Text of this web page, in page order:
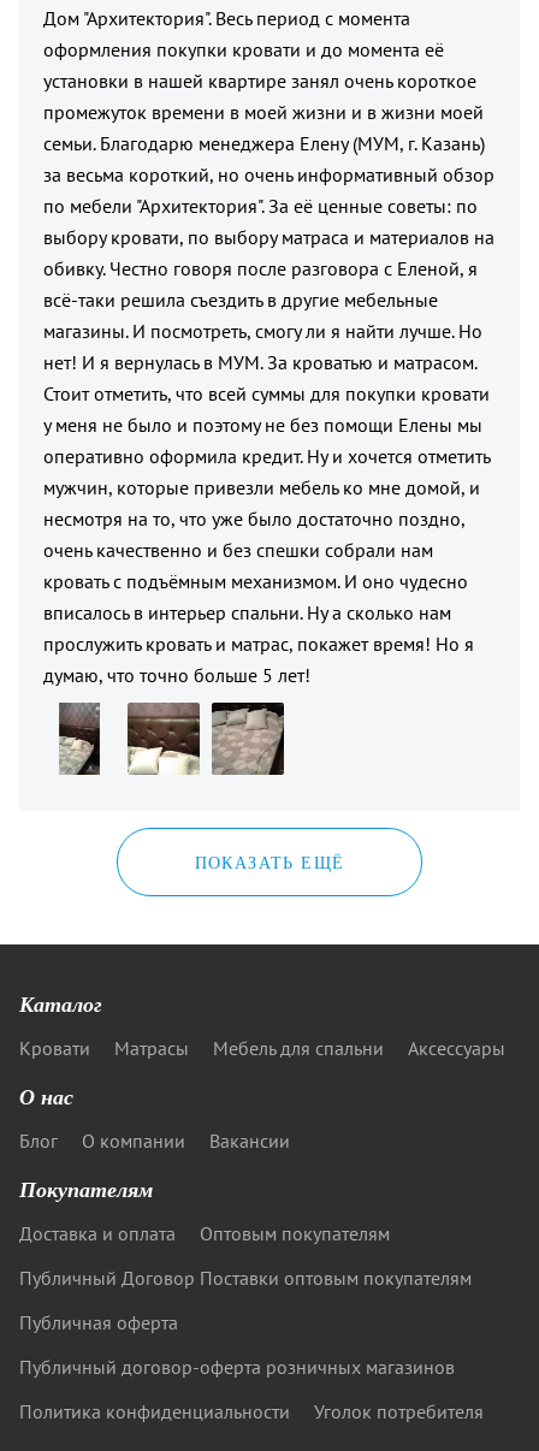
Дом "Архитектория". Весь период с момента
оформления покупки кровати и до момента её
установки в нашей квартире занял очень короткое
промежуток времени в моей жизни и в жизни моей
семьи. Благодарю менеджера Елену (МУМ, г. Казань)
за весьма короткий, но очень информативный обзор
по мебели "Архитектория". За её ценные советы: по
выбору кровати, по выбору матраса и материалов на
обивку. Честно говоря после разговора с Еленой, я
всё-таки решила съездить в другие мебельные
магазины. И посмотреть, смогу ли я найти лучше. Но
нет! И я вернулась в МУМ. За кроватью и матрасом.
Стоит отметить, что всей суммы для покупки кровати
у меня не было и поэтому не без помощи Елены мы
оперативно оформила кредит. Ну и хочется отметить
мужчин, которые привезли мебель ко мне домой, и
несмотря на то, что уже было достаточно поздно,
очень качественно и без спешки собрали нам
кровать с подъёмным механизмом. И оно чудесно
вписалось в интерьер спальни. Ну а сколько нам
прослужить кровать и матрас, покажет время! Но я
думаю, что точно больше 5 лет!
ПОКАЗАТЬ ЕЩЁ
Каталог
Кровати Матрасы Мебель для спальни Аксессуары
О нас
Блог О компании Вакансии
Покупателям
Доставка и оплата
Оптовым покупателям
Публичный Договор Поставки оптовым покупателям
Публичная оферта
Публичный договор-оферта розничных магазинов
Политика конфиденциальности
Уголок потребителя